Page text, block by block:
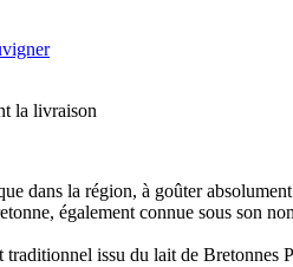
la livraison
dans la région, à goûter
également connue sous son
issu du lait de Bretonnes